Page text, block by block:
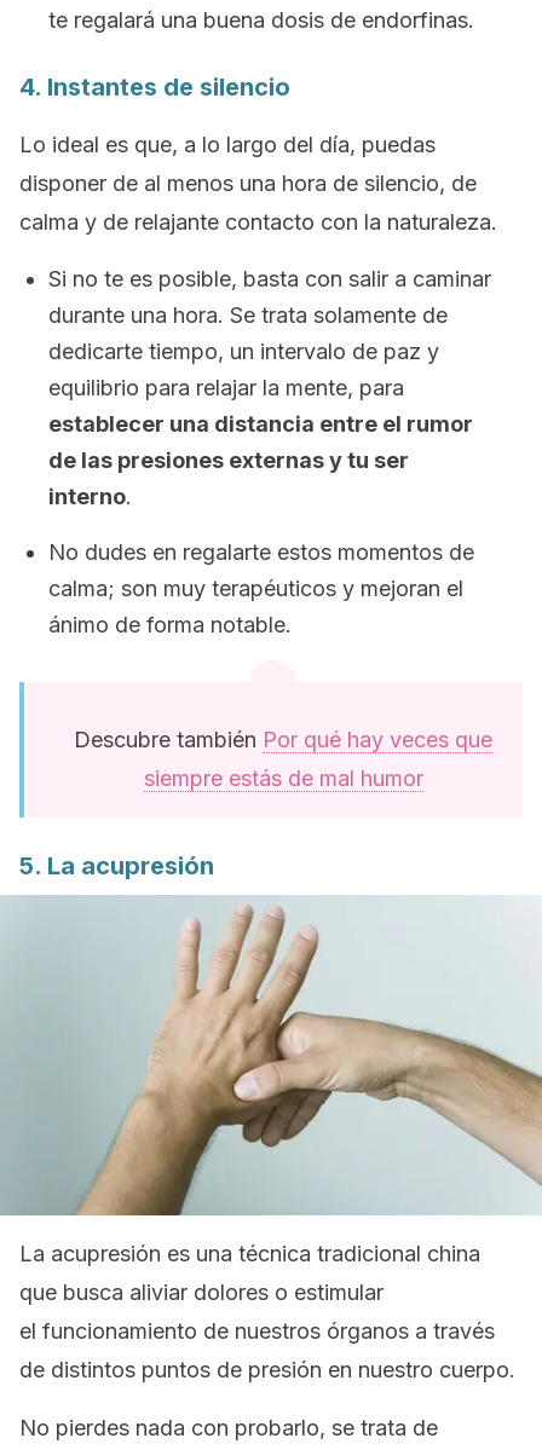
te regalará una buena dosis de endorfinas.
4. Instantes de silencio
Lo ideal es que, a lo largo del día, puedas
disponer de al menos una hora de silencio, de
calma y de relajante contacto con la naturaleza.
Si no te es posible, basta con salir a caminar
durante una hora. Se trata solamente de
dedicarte tiempo, un intervalo de paz y
equilibrio para relajar la mente, para
establecer una distancia entre el rumor
de las presiones externas y tu ser
interno.
No dudes en regalarte estos momentos de
calma; son muy terapéuticos y mejoran el
ánimo de forma notable.
Descubre también Por qué hay veces que
siempre estás de mal humor
5. La acupresión
La acupresión es una técnica tradicional china
que busca aliviar dolores o estimular
el funcionamiento de nuestros órganos a través
de distintos puntos de presión en nuestro cuerpo.
No pierdes nada con probarlo, se trata de